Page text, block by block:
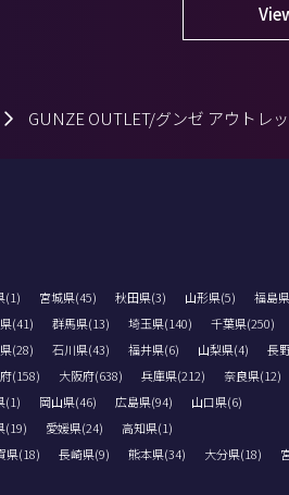
GUNZE OUTLET/グンゼ アウトレ
(1) 宮城県(45) 秋田県(3) 山形県(5)
福島
(41) 群馬県(13) 埼玉県(140) 千葉県(250)
(28) 石川県(43) 福井県(6) 山梨県(4) 長
(158) 大阪府(638) 兵庫県(212) 奈良県(12)
(1) 岡山県(46) 広島県(94)
山口県(6)
(19) 愛媛県(24)
高知県(1)
県(18) 長崎県(9) 熊本県(34) 大分県(18)